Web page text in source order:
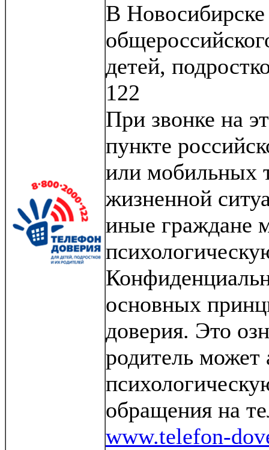
В
детей,
122
При звонке на
пункте
или мобильных
жизненной
иные граждане
основных
доверия. Это
родитель может
обращения на
www.telefon-